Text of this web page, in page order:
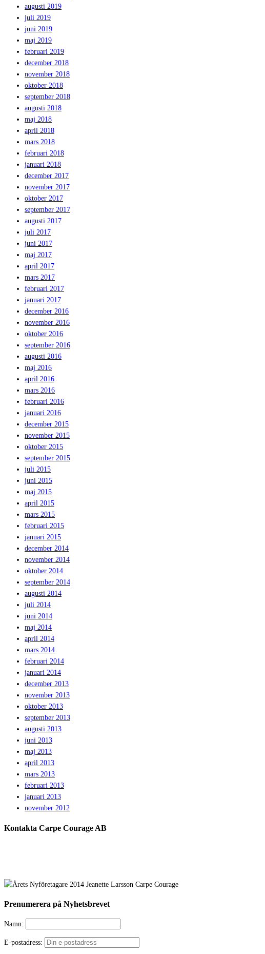
augusti 2019
juli 2019
juni 2019
maj 2019
februari 2019
december 2018
november 2018
oktober 2018
september 2018
augusti 2018
maj 2018
april 2018
mars 2018
februari 2018
januari 2018
december 2017
november 2017
oktober 2017
september 2017
augusti 2017
juli 2017
juni 2017
maj 2017
april 2017
mars 2017
februari 2017
januari 2017
december 2016
november 2016
oktober 2016
september 2016
augusti 2016
maj 2016
april 2016
mars 2016
februari 2016
januari 2016
december 2015
november 2015
oktober 2015
september 2015
juli 2015
juni 2015
maj 2015
april 2015
mars 2015
februari 2015
januari 2015
december 2014
november 2014
oktober 2014
september 2014
augusti 2014
juli 2014
juni 2014
maj 2014
april 2014
mars 2014
februari 2014
januari 2014
december 2013
november 2013
oktober 2013
september 2013
augusti 2013
juni 2013
maj 2013
april 2013
mars 2013
februari 2013
januari 2013
november 2012
Kontakta Carpe Courage AB
Prenumerera på Nyhetsbrevet
Namn:
E-postadress: